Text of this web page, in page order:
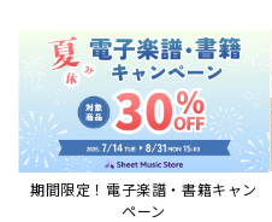
期間限定！電子楽譜・書籍キャン
ペーン